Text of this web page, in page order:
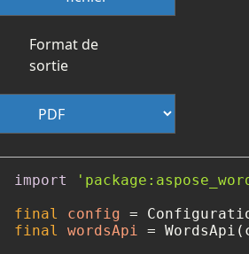
Format de
sortie
import
final
config =
final
wordsApi =